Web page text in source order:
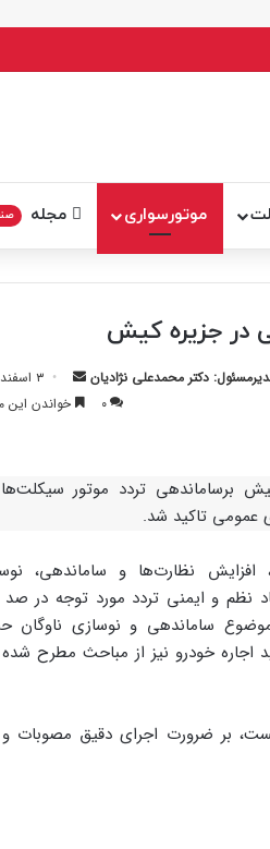
موتورسواری مجله
در جزیره کیش
دکتر محمدعلی نژادیان
ارسال
ایمیل
۳ اسفند ۱۴۰۴ ۲۳:۱۳
۰
خواندن این مطلب ۱
برساماندهی تردد موتور
عمومی تاکید شد.
افزایش نظارت‌ها و ساماندهی،
نظم و ایمنی تردد مورد توجه در
ساماندهی و نوسازی ناوگان
خودرو نیز از مباحث مطرح
بر ضرورت اجرای دقیق مصوبات و